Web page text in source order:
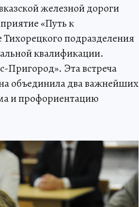
железной дороги
«Путь к
Тихорецкого подразделения
квалификации.
Пригород». Эта встреча
объединила два важнейших
и профориентацию